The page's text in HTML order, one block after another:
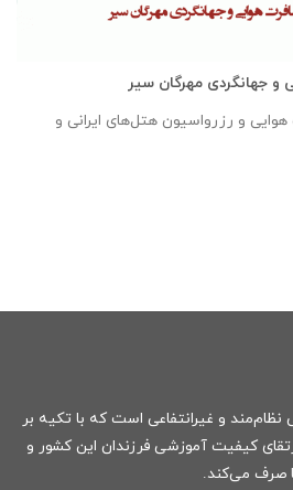
جهانگردی مهرگان سیر
و رزرواسیون هتل‌های ایرانی و
نظام‌مند و غیرانتفاعی است که با تکیه بر
کیفیت آموزشی فرزندان این کشور و
صرف می‌کند.